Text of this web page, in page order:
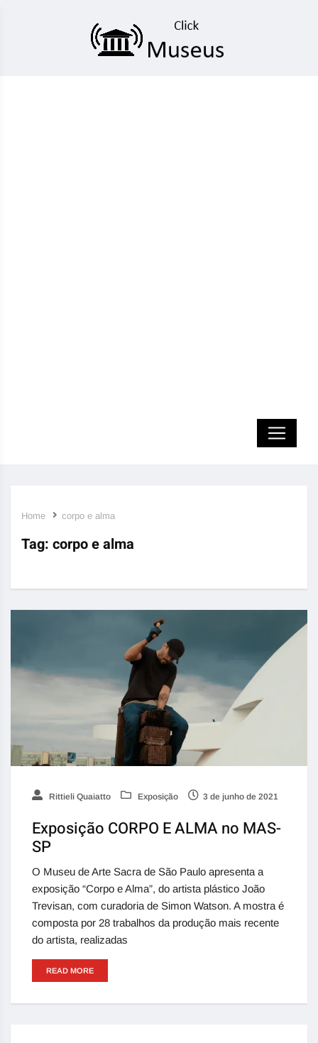
Home corpo e alma
Tag: corpo e alma
Rittieli Quaiatto Exposição 3 de junho de 2021
Exposição CORPO E ALMA no MAS-
SP
O Museu de Arte Sacra de São Paulo apresenta a
exposição “Corpo e Alma”, do artista plástico João
Trevisan, com curadoria de Simon Watson. A mostra é
composta por 28 trabalhos da produção mais recente
do artista, realizadas
READ MORE